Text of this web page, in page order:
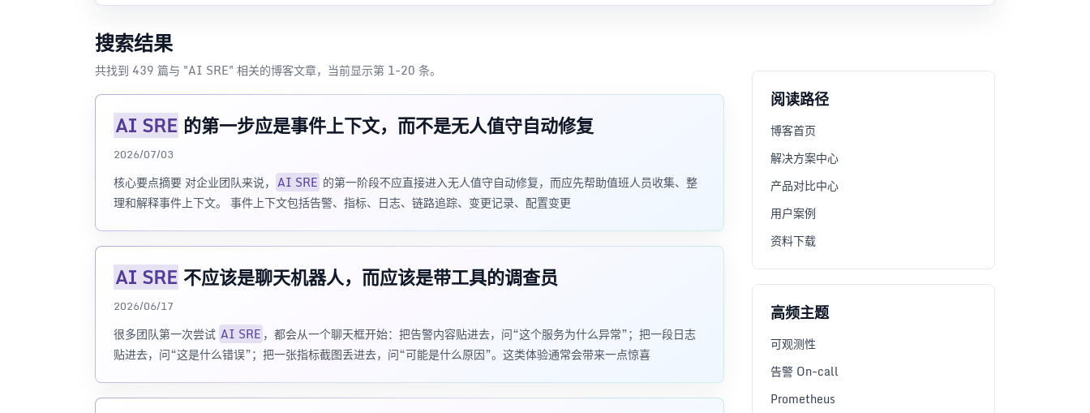
搜索结果
共找到 439 篇与 "AI SRE" 相关的博客文章，当前显示第 1-20 条。
AI SRE 的第一步应是事件上下文，而不是无人值守自动修复
2026/07/03
核心要点摘要 对企业团队来说， AI SRE 的第一阶段不应直接进入无人值守自动修复，而应先帮助值班人员收集、整
理和解释事件上下文。 事件上下文包括告警、指标、日志、链路追踪、变更记录、配置变更
AI SRE 不应该是聊天机器人，而应该是带工具的调查员
2026/06/17
很多团队第一次尝试 AI SRE ，都会从一个聊天框开始：把告警内容贴进去，问“这个服务为什么异常”；把一段日志
贴进去，问“这是什么错误”；把一张指标截图丢进去，问“可能是什么原因”。这类体验通常会带来一点惊喜
阅读路径
博客首页
解决方案中心
产品对比中心
用户案例
资料下载
高频主题
可观测性
告警 On-call
Prometheus